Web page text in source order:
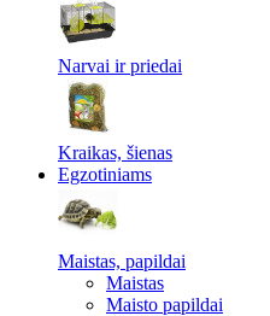
Narvai ir priedai
Kraikas, šienas
Egzotiniams
Maistas, papildai
Maistas
Maisto papildai